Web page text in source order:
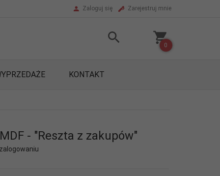
Zaloguj się Zarejestruj mnie
0
KONTAKT
- "Reszta z zakupów"